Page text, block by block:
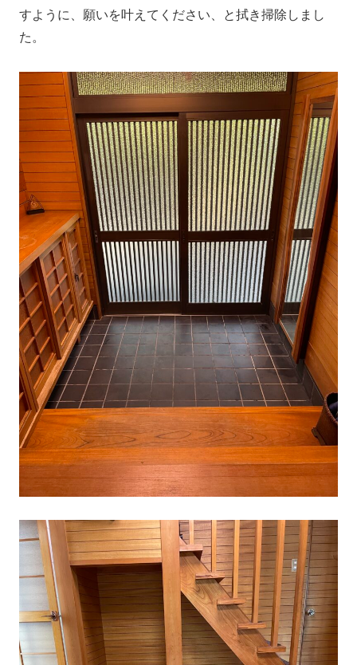
すように、願いを叶えてください、と拭き掃除しまし
た。